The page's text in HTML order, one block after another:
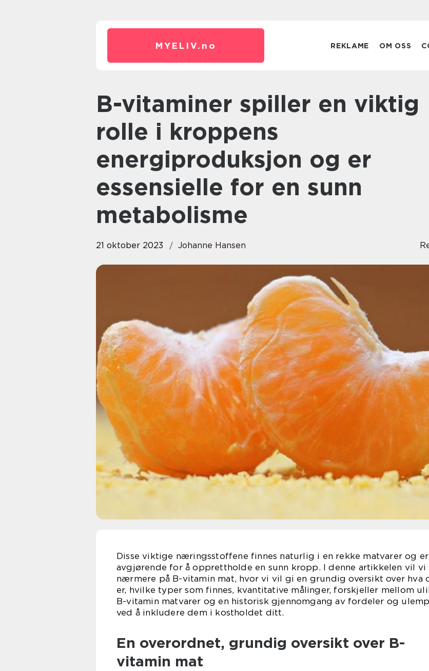
MYELIV. no REKLAME OM OSS
B-vitaminer spiller en viktig
rolle i kroppens
energiproduksjon og er
essensielle for en sunn
metabolisme
21 oktober 2023 Johanne Hansen
Disse viktige næringsstoffene finnes naturlig i en rekke matvarer og er
avgjørende for å opprettholde en sunn kropp. I denne artikkelen vil vi
nærmere på B-vitamin mat, hvor vi vil gi en grundig oversikt over hva
er, hvilke typer som finnes, kvantitative målinger, forskjeller mellom
B-vitamin matvarer og en historisk gjennomgang av fordeler og
ved å inkludere dem i kostholdet ditt.
En overordnet, grundig oversikt over B-
vitamin mat